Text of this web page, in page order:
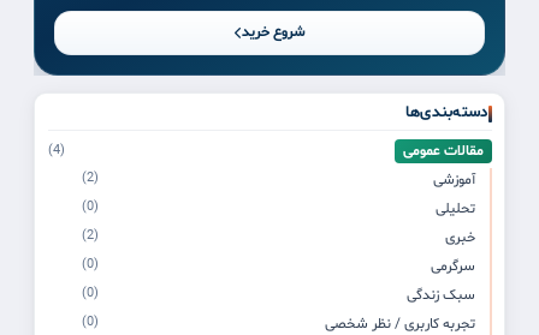
شروع خرید
دسته‌بندی‌ها
مقالات عمومی (4)
آموزشی (2)
تحلیلی (0)
خبری (2)
سرگرمی (0)
سبک زندگی (0)
تجربه کاربری / نظر شخصی (0)